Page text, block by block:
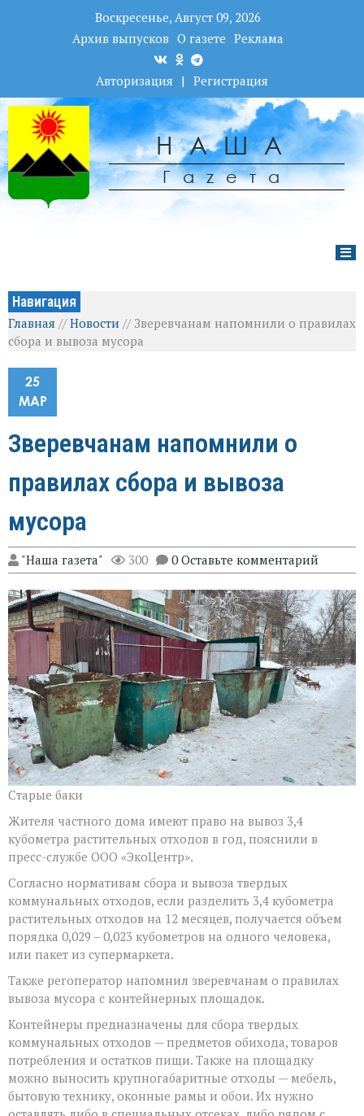
Воскресенье, Август 09, 2026
Архив выпусков О газете Реклама
Авторизация | Регистрация
НАША
Гаzета
Навигация
Главная //Новости // Зверевчанам напомнили о правилах
сбора и вывоза мусора
25
МАР
Зверевчанам напомнили о
правилах сбора и вывоза
мусора
"Наша газета" 300 0 Оставьте комментарий
Старые баки
Жителя частного дома имеют право на вывоз 3,4
кубометра растительных отходов в год, пояснили в
пресс-службе ООО «ЭкоЦентр».
Согласно нормативам сбора и вывоза твердых
коммунальных отходов, если разделить 3,4 кубометра
растительных отходов на 12 месяцев, получается объем
порядка 0,029 – 0,023 кубометров на одного человека,
или пакет из супермаркета.
Также регоператор напомнил зверевчанам о правилах
вывоза мусора с контейнерных площадок.
Контейнеры предназначены для сбора твердых
коммунальных отходов — предметов обихода, товаров
потребления и остатков пищи. Также на площадку
можно выносить крупногабаритные отходы — мебель,
бытовую технику, оконные рамы и обои. Их нужно